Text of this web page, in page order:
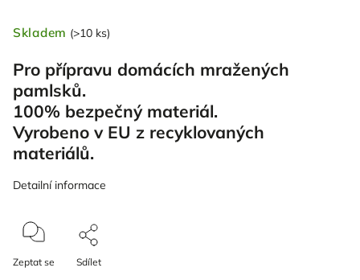
Skladem (>10 ks)
Pro přípravu domácích mražených
pamlsků.
100% bezpečný materiál.
Vyrobeno v EU z recyklovaných
materiálů.
Detailní informace
Zeptat se Sdílet